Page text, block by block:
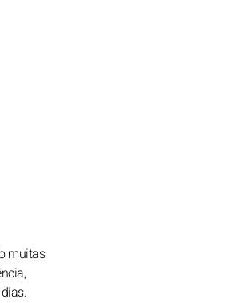
muitas